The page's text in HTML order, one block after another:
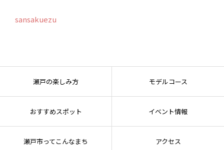
sansakuezu
瀬戸の楽しみ方 モデルコース
おすすめスポット イベント情報
瀬戸市ってこんなまち アクセス